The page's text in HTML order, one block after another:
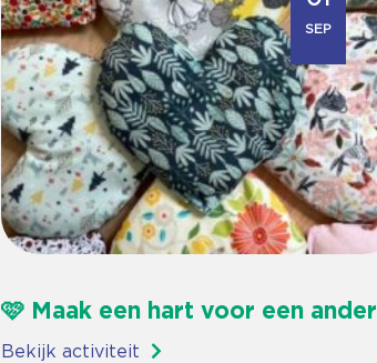
SEP
🩷 Maak een hart voor een ander
Bekijk activiteit